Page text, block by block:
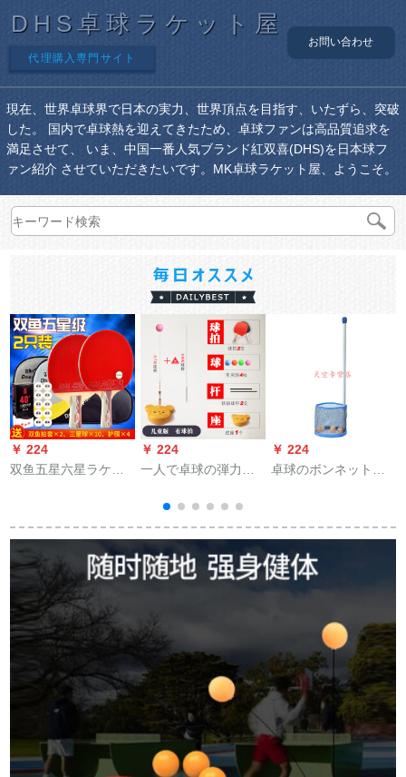
DHS卓球ラケット屋
代理購入専門サイト
お問い合わせ
現在、世界卓球界で日本の実力、世界頂点を目指す、いたずら、突破
した。 国内で卓球熱を迎えてきたため、卓球ファンは高品質追求を
満足させて、 いま、中国一番人気ブランド紅双喜(DHS)を日本球フ
ァン紹介 させていただきたいです。MK卓球ラケット屋、ようこそ。
￥ 224
双鱼五星六星ラケト5
ケトを练习します。2
枚の卓球ラッケをセ
トして、5 Dをサジダ
します。
￥ 224
一人で卓球の弾力性
器をしていますか？
神器のシングルの自
练子か？卓球のおも
ちゃんの家庭用のフ
￥ 224
卓球のボンネットを
2103平均サズを拾
う。